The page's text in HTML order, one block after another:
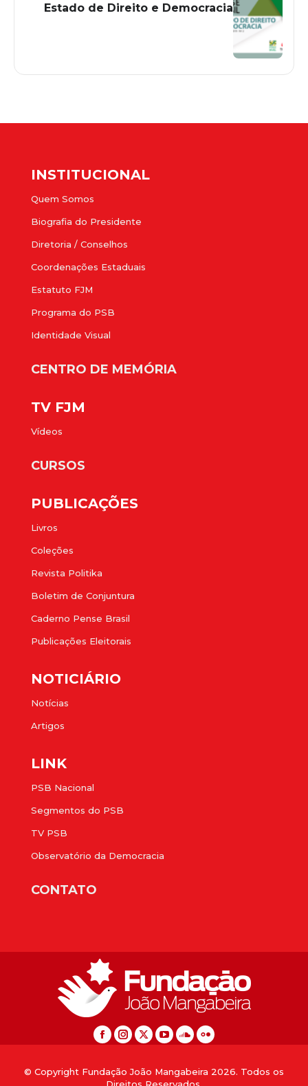
Estado de Direito e Democracia
INSTITUCIONAL
Quem Somos
Biografia do Presidente
Diretoria / Conselhos
Coordenações Estaduais
Estatuto FJM
Programa do PSB
Identidade Visual
CENTRO DE MEMÓRIA
TV FJM
Vídeos
CURSOS
PUBLICAÇÕES
Livros
Coleções
Revista Politika
Boletim de Conjuntura
Caderno Pense Brasil
Publicações Eleitorais
NOTICIÁRIO
Notícias
Artigos
LINK
PSB Nacional
Segmentos do PSB
TV PSB
Observatório da Democracia
CONTATO
© Copyright Fundação João Mangabeira 2026. Todos os